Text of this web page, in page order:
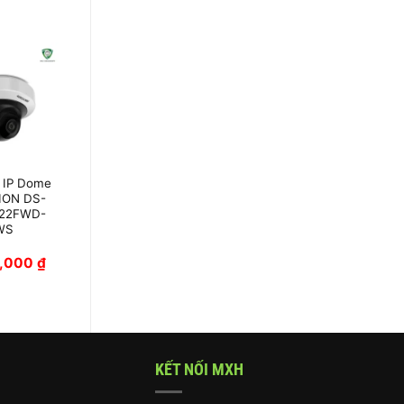
Dome
DS-
₫
KẾT NỐI MXH